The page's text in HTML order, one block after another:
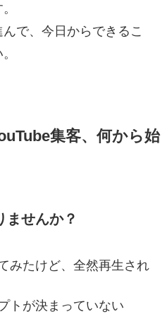
で、今日からできるこ
集客、何から始
ませんか？
みたけど、全然再生され
トが決まっていない